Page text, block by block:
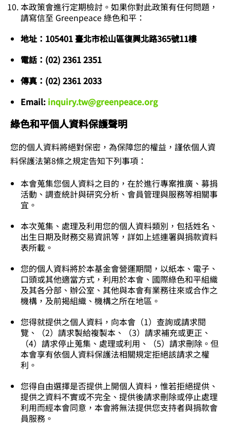
本政策會進行定期檢討。如果你對此政策有任何問題，
請寫信至 Greenpeace 綠色和平：
地址：105401 臺北市松山區復興北路365號11樓
電話：(02) 2361 2351
傳真：(02) 2361 2033
Email: inquiry.tw@greenpeace.org
綠色和平個人資料保護聲明
您的個人資料將絕對保密，為保障您的權益，謹依個人資
料保護法第8條之規定告知下列事項：
本會蒐集您個人資料之目的，在於進行專案推廣、募捐
活動、調查統計與研究分析、會員管理與服務等相關事
宜。
本次蒐集、處理及利用您的個人資料類別，包括姓名、
出生日期及財務交易資訊等，詳如上述連署與捐款資料
表所載。
您的個人資料將於本基金會營運期間，以紙本、電子、
口頭或其他適當方式，利用於本會、國際綠色和平組織
及其各分部、辦公室、其他與本會有業務往來或合作之
機構，及前揭組織、機構之所在地區。
您得就提供之個人資料，向本會（1）查詢或請求閱
覽、（2）請求製給複製本、（3）請求補充或更正、
（4）請求停止蒐集、處理或利用、（5）請求刪除。但
本會享有依個人資料保護法相關規定拒絕該請求之權
利。
您得自由選擇是否提供上開個人資料，惟若拒絕提供、
提供之資料不實或不完全、提供後請求刪除或停止處理
利用而經本會同意，本會將無法提供您支持者與捐款會
員服務。